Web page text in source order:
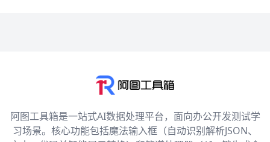
阿图工具箱是一站式AI数据处理平台，面向办公开发测试学
习场景。核心功能包括魔法输入框（自动识别解析JSON、